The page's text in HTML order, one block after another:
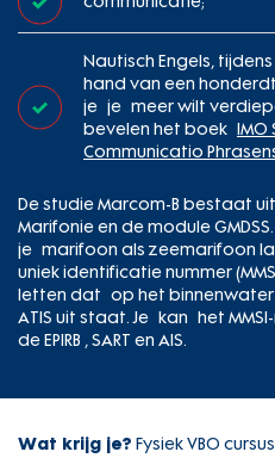
Nautisch Engels,
hand van een
je je meer wilt
bevelen het boek
Communicatio
De studie Marcom-B bestaat
Marifonie en de module
je marifoon als zeemarifoon
uniek identificatie nummer
letten dat op het binnenwater
ATIS uit staat. Je kan het
de EPIRB , SART en AIS.
Wat krijg je? Fysiek VBO